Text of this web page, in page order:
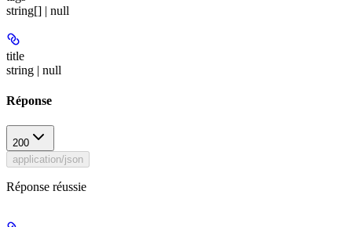
string[] | null
title
string | null
Réponse
200
application/json
Réponse réussie